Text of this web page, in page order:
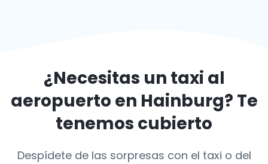
¿Necesitas un taxi al
aeropuerto en Hainburg? Te
tenemos cubierto
Despídete de las sorpresas con el taxi o del